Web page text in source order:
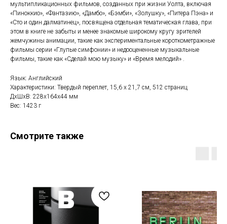
мультипликационных фильмов, созданных при жизни Уолта, включая
«Пиноккио», «Фантазию», «Дамбо», «Бэмби», «Золушку», «Питера Пэна» и
«Сто и один далматинец», посвящена отдельная тематическая глава, при
этом в книге не забыты и менее знакомые широкому кругу зрителей
жемчужины анимации, такие как экспериментальные короткометражные
фильмы серии «Глупые симфонии» и недооцененные музыкальные
фильмы, такие как «Сделай мою музыку» и «Время мелодий» .
Язык: Английский
Характеристики: Твердый переплет, 15,6 х 21,7 см, 512 страниц
ДxШxВ: 228x164x44 мм
Вес: 1423 г
Смотрите также